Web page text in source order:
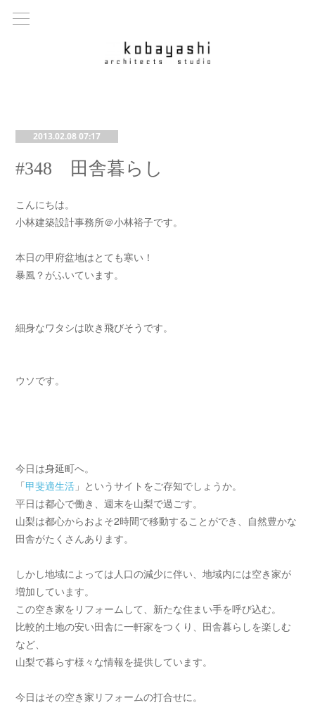
2013.02.08 07:17
#348 田舎暮らし
こんにちは。
小林建築設計事務所＠小林裕子です。
本日の甲府盆地はとても寒い！
暴風？がふいています。
細身なワタシは吹き飛びそうです。
ウソです。
今日は身延町へ。
「甲斐適生活 」というサイトをご存知でしょうか。
平日は都心で働き、週末を山梨で過ごす。
山梨は都心からおよそ2時間で移動することができ、自然豊かな
田舎がたくさんあります。
しかし地域によっては人口の減少に伴い、地域内には空き家が
増加しています。
この空き家をリフォームして、新たな住まい手を呼び込む。
比較的土地の安い田舎に一軒家をつくり、田舎暮らしを楽しむ
など、
山梨で暮らす様々な情報を提供しています。
今日はその空き家リフォームの打合せに。